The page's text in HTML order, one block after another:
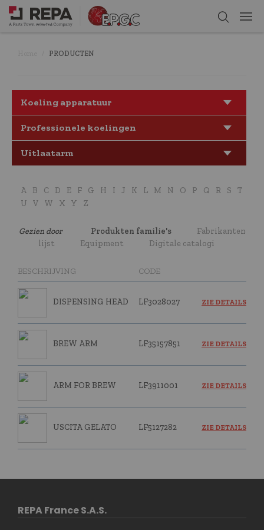
PRODUCTEN
Koeling apparatuur
Professionele koelingen
Uitlaatarm
A B C D E F G H I J K L M N O P Q R S
T
U
V W X Y Z
Gezien door Produkten familie's
Fabrikanten
lijst
Equipment Digitale catalogi
BESCHRIJVING CODE
DISPENSING HEAD LF3028027 ZIE DETAILS
BREW ARM LF35157851 ZIE DETAILS
ARM FOR BREW LF3911001 ZIE DETAILS
USCITA GELATO LF5127282 ZIE DETAILS
REPA France S.A.S.